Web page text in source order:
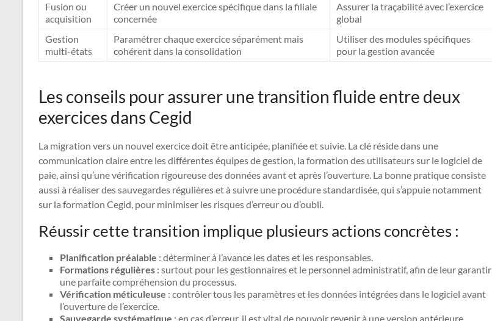
Fusion ou
acquisition
Créer un nouvel exercice spécifique dans la filiale
concernée
Assurer la traçabilité avec l’exercice
global
Gestion
multi-états
Paramétrer chaque exercice séparément mais
cohérent dans la consolidation
Utiliser des modules spécifiques
pour la gestion avancée
Les conseils pour assurer une transition fluide entre deux
exercices dans Cegid
La migration vers un nouvel exercice doit être anticipée, planifiée et suivie. La clé réside dans une
communication claire entre les différentes équipes de gestion, la formation des utilisateurs sur le logiciel de
paie, ainsi qu’une vérification rigoureuse des données avant et après l’ouverture. La bonne pratique consiste
aussi à réaliser des sauvegardes régulières et à suivre une procédure standardisée, qui s’appuie notamment
sur la formation Cegid, pour minimiser les risques d’erreur ou d’oubli.
Réussir cette transition implique plusieurs actions concrètes :
Planification préalable : déterminer à l’avance les dates et les responsables.
Formations régulières : surtout pour les gestionnaires et le personnel administratif, afin de leur garantir
une parfaite compréhension du processus.
Vérification méticuleuse : contrôler tous les paramètres et les données intégrées dans le logiciel avant
l’ouverture de l’exercice.
Sauvegarde systématique : en cas d’erreur, il est vital de pouvoir revenir à une version antérieure.